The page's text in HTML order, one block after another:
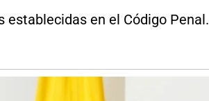
establecidas en el Código Penal.